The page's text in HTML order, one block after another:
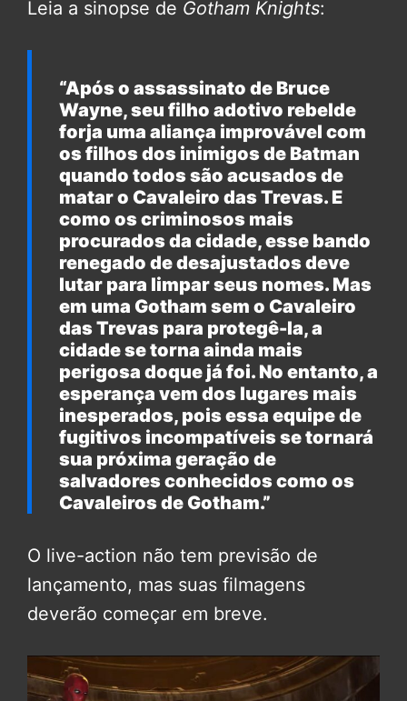
Leia a sinopse de Gotham Knights:
“Após o assassinato de Bruce
Wayne, seu filho adotivo rebelde
forja uma aliança improvável com
os filhos dos inimigos de Batman
quando todos são acusados ​​de
matar o Cavaleiro das Trevas. E
como os criminosos mais
procurados da cidade, esse bando
renegado de desajustados deve
lutar para limpar seus nomes. Mas
em uma Gotham sem o Cavaleiro
das Trevas para protegê-la, a
cidade se torna ainda mais
perigosa doque já foi. No entanto, a
esperança vem dos lugares mais
inesperados, pois essa equipe de
fugitivos incompatíveis se tornará
sua próxima geração de
salvadores conhecidos como os
Cavaleiros de Gotham.”
O live-action não tem previsão de
lançamento, mas suas filmagens
deverão começar em breve.